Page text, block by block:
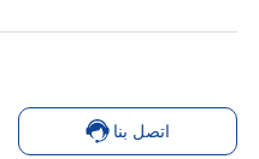
اتصل بنا